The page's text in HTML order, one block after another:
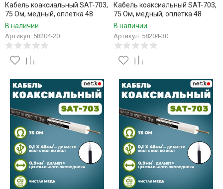
Кабель коаксиальный SAT-703,
75 Ом, медный, оплетка 48
нитей, черный, уличный, Netko,
В наличии
Артикул: 58204-20
Кабель коаксиальный SAT-703,
75 Ом, медный, оплетка 48
нитей, черный, уличный, Netko,
В наличии
Артикул: 58204-30